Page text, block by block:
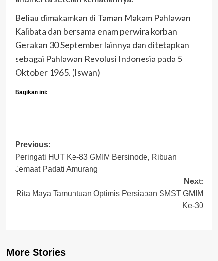
Beliau dimakamkan di Taman Makam Pahlawan
Kalibata dan bersama enam perwira korban
Gerakan 30 September lainnya dan ditetapkan
sebagai Pahlawan Revolusi Indonesia pada 5
Oktober 1965. (Iswan)
Bagikan ini:
Post
navigation
Previous:
Peringati HUT Ke-83 GMIM Bersinode, Ribuan
Jemaat Padati Amurang
Next:
Rita Maya Tamuntuan Optimis Persiapan SMST GMIM
Ke-30
More Stories